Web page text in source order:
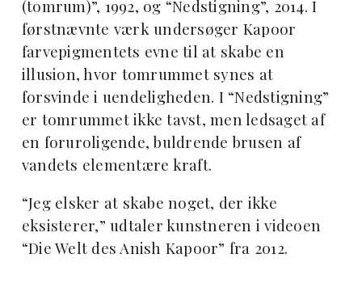
(tomrum)”, 1992, og “Nedstigning”, 2014. I
førstnævnte værk undersøger Kapoor
farvepigmentets evne til at skabe en
illusion, hvor tomrummet synes at
forsvinde i uendeligheden. I “Nedstigning”
er tomrummet ikke tavst, men ledsaget af
en foruroligende, buldrende brusen af
vandets elementære kraft.
“Jeg elsker at skabe noget, der ikke
eksisterer,” udtaler kunstneren i videoen
“Die Welt des Anish Kapoor” fra 2012.